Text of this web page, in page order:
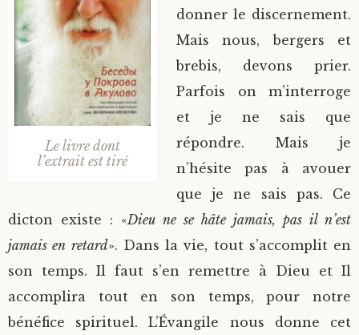
Le livre dont
l’extrait est tiré
donner le discernement.
Mais nous, bergers et
brebis, devons prier.
Parfois on m’interroge
et je ne sais que
répondre. Mais je
n’hésite pas à avouer
que je ne sais pas. Ce
dicton existe : «Dieu ne se hâte jamais, pas il n’est
jamais en retard». Dans la vie, tout s’accomplit en
son temps. Il faut s’en remettre à Dieu et Il
accomplira tout en son temps, pour notre
bénéfice spirituel. L’Évangile nous donne cet